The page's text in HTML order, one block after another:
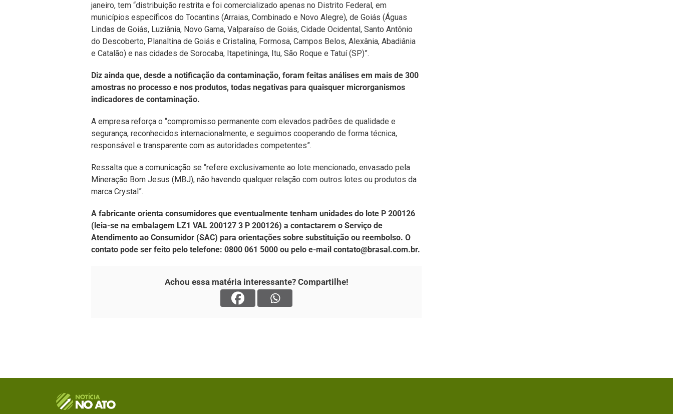
janeiro, tem “distribuição restrita e foi comercializado apenas no Distrito Federal, em
municípios específicos do Tocantins (Arraias, Combinado e Novo Alegre), de Goiás (Águas
Lindas de Goiás, Luziânia, Novo Gama, Valparaíso de Goiás, Cidade Ocidental, Santo Antônio
do Descoberto, Planaltina de Goiás e Cristalina, Formosa, Campos Belos, Alexânia, Abadiânia
e Catalão) e nas cidades de Sorocaba, Itapetininga, Itu, São Roque e Tatuí (SP)”.
Diz ainda que, desde a notificação da contaminação, foram feitas análises em mais de 300
amostras no processo e nos produtos, todas negativas para quaisquer microrganismos
indicadores de contaminação.
A empresa reforça o “compromisso permanente com elevados padrões de qualidade e
segurança, reconhecidos internacionalmente, e seguimos cooperando de forma técnica,
responsável e transparente com as autoridades competentes”.
Ressalta que a comunicação se “refere exclusivamente ao lote mencionado, envasado pela
Mineração Bom Jesus (MBJ), não havendo qualquer relação com outros lotes ou produtos da
marca Crystal”.
A fabricante orienta consumidores que eventualmente tenham unidades do lote P 200126
(leia-se na embalagem LZ1 VAL 200127 3 P 200126) a contactarem o Serviço de
Atendimento ao Consumidor (SAC) para orientações sobre substituição ou reembolso. O
contato pode ser feito pelo telefone: 0800 061 5000 ou pelo e-mail contato@brasal.com.br.
Achou essa matéria interessante? Compartilhe!
como política, economia, segurança, esportes e variedades e já se consolidou
como referência na informação com credibilidade. O fato está acontecendo